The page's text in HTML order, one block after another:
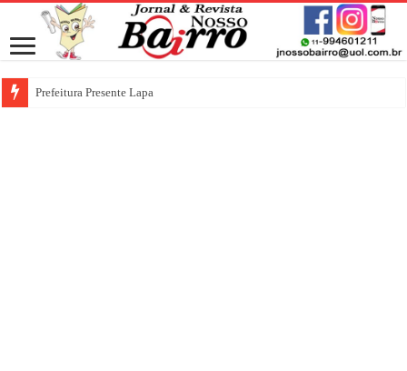
Prefeitura Presente Lapa